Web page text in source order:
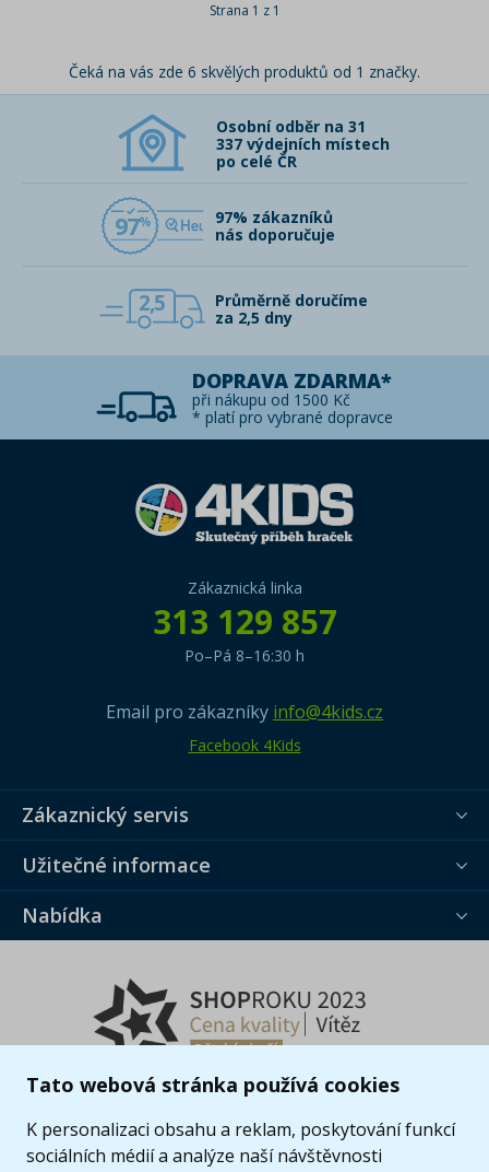
Tato webová stránka používá cookies
K personalizaci obsahu a reklam, poskytování funkcí
sociálních médií a analýze naší návštěvnosti
Strana 1 z 1
Čeká na vás zde 6 skvělých produktů od 1 značky.
Osobní odběr na 31
337 výdejních místech
po celé ČR
97
97% zákazníků
nás doporučuje
2,5
Průměrně doručíme
za 2,5 dny
DOPRAVA ZDARMA*
při nákupu od 1500 Kč
* platí pro vybrané dopravce
Zákaznická linka
313 129 857
Po–Pá 8–16:30 h
Email pro zákazníky info@4kids.cz
Facebook 4Kids
Zákaznický servis
Užitečné informace
Nabídka